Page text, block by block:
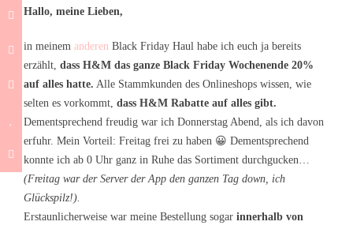
Hallo, meine Lieben,
in meinem anderen Black Friday Haul habe ich euch ja bereits
erzählt, dass H&M das ganze Black Friday Wochenende 20%
auf alles hatte. Alle Stammkunden des Onlineshops wissen, wie
selten es vorkommt, dass H&M Rabatte auf alles gibt.
Dementsprechend freudig war ich Donnerstag Abend, als ich davon
erfuhr. Mein Vorteil: Freitag frei zu haben 😀 Dementsprechend
konnte ich ab 0 Uhr ganz in Ruhe das Sortiment durchgucken…
(Freitag war der Server der App den ganzen Tag down, ich
Glückspilz!).
Erstaunlicherweise war meine Bestellung sogar innerhalb von